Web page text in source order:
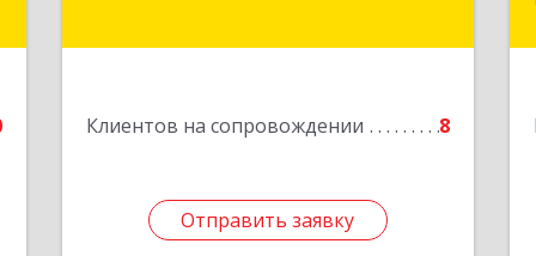
Клиентов на сопровождении 8
Отправить заявку
Подробнее
Отправить заявку